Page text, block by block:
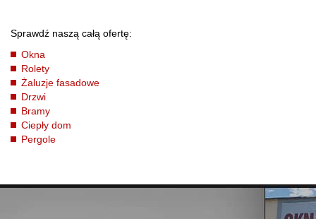
Sprawdź naszą całą ofertę:
Okna
Rolety
Żaluzje fasadowe
Drzwi
Bramy
Ciepły dom
Pergole